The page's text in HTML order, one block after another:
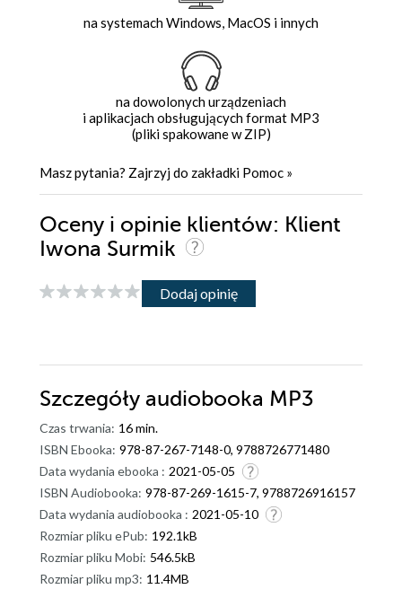
na systemach Windows, MacOS i innych
na dowolonych urządzeniach
i aplikacjach obsługujących format MP3
(pliki spakowane w ZIP)
Masz pytania? Zajrzyj do zakładki Pomoc »
Oceny i opinie klientów: Klient
Iwona Surmik
Dodaj opinię
Szczegóły audiobooka MP3
Czas trwania: 16 min.
ISBN Ebooka: 978-87-267-7148-0, 9788726771480
Data wydania ebooka : 2021-05-05
ISBN Audiobooka: 978-87-269-1615-7, 9788726916157
Data wydania audiobooka : 2021-05-10
Rozmiar pliku ePub: 192.1kB
Rozmiar pliku Mobi: 546.5kB
Rozmiar pliku mp3: 11.4MB